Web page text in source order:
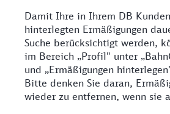
Damit Ihre in Ihrem DB
hinterlegten Ermäßigungen
Suche berücksichtigt werden,
im Bereich „Profil" unter
und „Ermäßigungen
Bitte denken Sie daran,
wieder zu entfernen, wenn sie